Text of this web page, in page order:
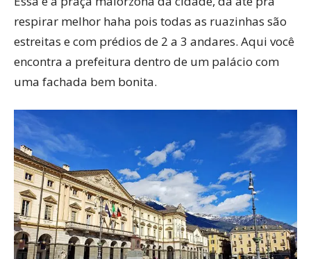
respirar melhor haha pois todas as ruazinhas são
estreitas e com prédios de 2 a 3 andares. Aqui você
encontra a prefeitura dentro de um palácio com
uma fachada bem bonita.